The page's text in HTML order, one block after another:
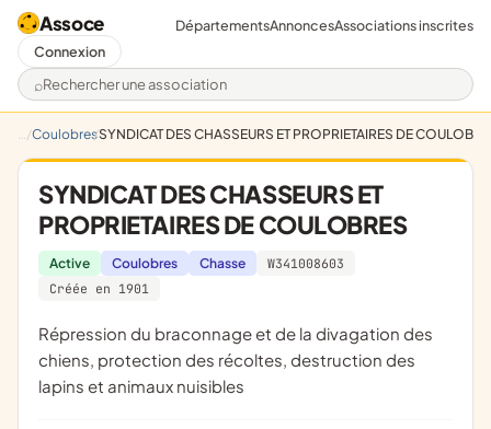
Assoce
Rechercher une association
DépartementsAnnoncesAssociations inscrites
Connexion
CoulobresSYNDICAT DES CHASSEURS ET PROPRIETAIRES DE
SYNDICAT DES CHASSEURS ET
PROPRIETAIRES DE COULOBRES
Active Coulobres Chasse
W341008603
Créée en 1901
répression du braconnage et de la divagation des
chiens, protection des récoltes, destruction des
lapins et animaux nuisibles